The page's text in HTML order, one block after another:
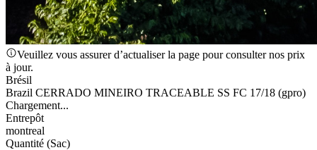
Veuillez vous assurer d’actualiser la page pour consulter nos prix
à jour.
Brésil
Brazil ​CERRADO MINEIRO TRACEABLE SS FC 17/18 (gpro)
Chargement...
Entrepôt
montreal
Quantité (Sac)